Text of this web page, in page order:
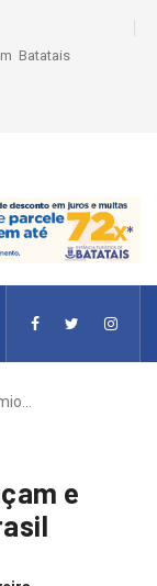
e entidade define
e